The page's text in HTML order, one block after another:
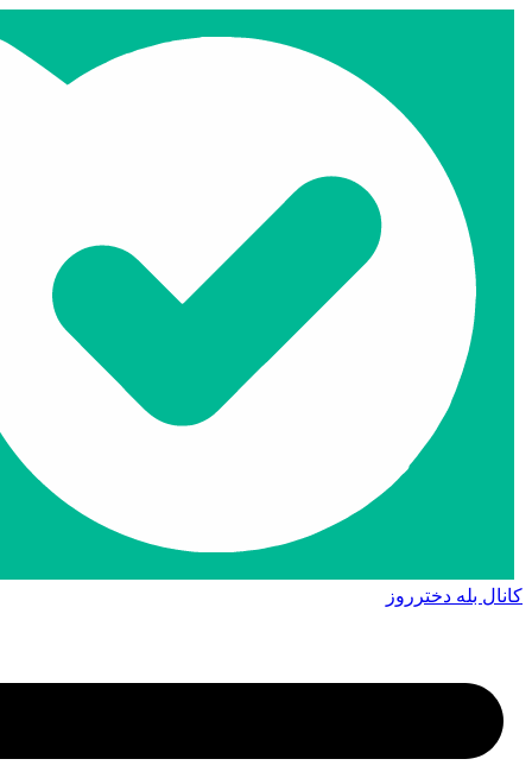
کانال بله دخترروز